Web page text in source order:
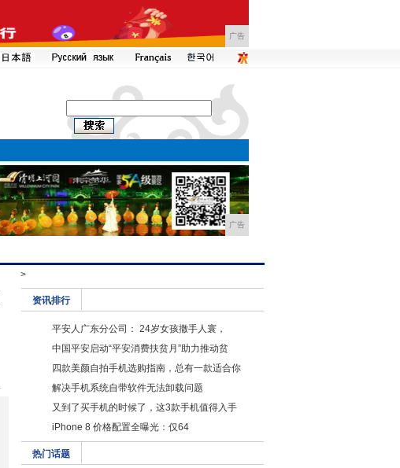
广告
广告
>
资讯排行
平安人广东分公司： 24岁女孩撒手人寰，
中国平安启动“平安消费扶贫月”助力推动贫
四款美颜自拍手机选购指南，总有一款适合你
解决手机系统自带软件无法卸载问题
又到了买手机的时候了，这3款手机值得入手
iPhone 8 价格配置全曝光：仅64
热门话题